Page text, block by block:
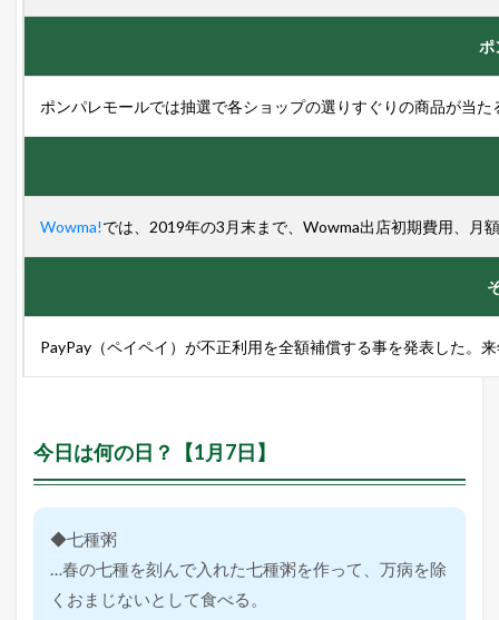
ポ
ポンパレモールでは抽選で各ショップの選りすぐりの商品が当
Wowma!では、2019年の3月末まで、Wowma出店初期費用、月
PayPay（ペイペイ）が不正利用を全額補償する事を発表した。
今日は何の日？【1月7日】
◆七種粥
…春の七種を刻んで入れた七種粥を作って、万病を除
くおまじないとして食べる。